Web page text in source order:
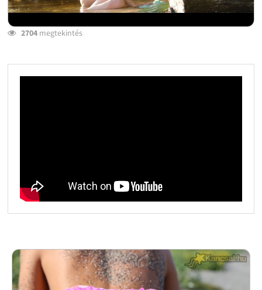
2704megtekintés